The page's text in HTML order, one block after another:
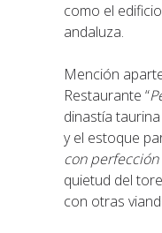
como el
andaluza.
Mención
Restaurante “
dinastía
y el estoque
con
quietud del
con otras